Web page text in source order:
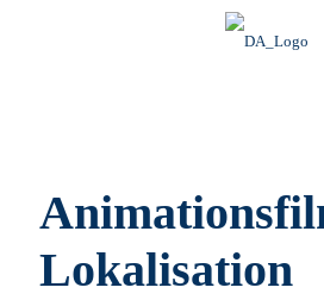
Lokalisation